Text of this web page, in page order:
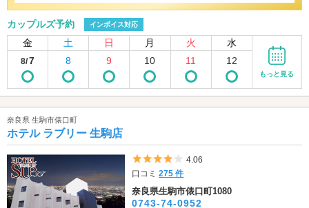
カップルズ予約 インボイス対応
金 土 日 月 火 水
8/7 8 9 10 11 12
もっと見る
奈良県 生駒市俵口町
ホテル ラブリー 生駒店
5つ星のうち4
4.06
口コミ275 件
奈良県生駒市俵口町1080
0743-74-0952